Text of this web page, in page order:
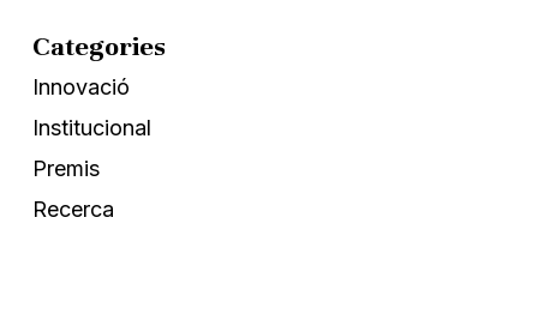
Categories
Innovació
Institucional
Premis
Recerca